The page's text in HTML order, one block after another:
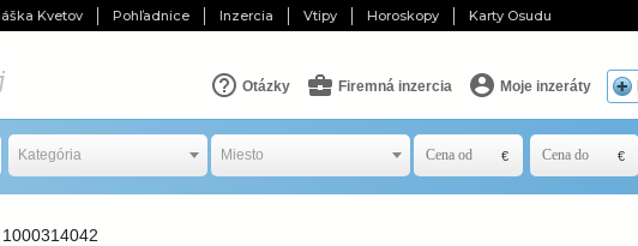
Kvetov Pohľadnice Inzercia Vtipy Horoskopy Karty Osudu
Otázky Firemná inzercia Moje inzeráty
Kategória Miesto